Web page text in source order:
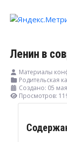
Ленин в
Материалы
Родительская
Создано: 05
Просмотров: